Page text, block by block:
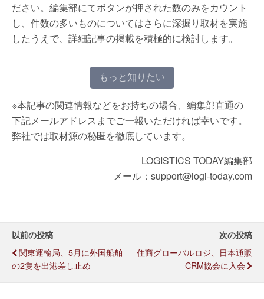
ださい。編集部にてボタンが押された数のみをカウント
し、件数の多いものについてはさらに深掘り取材を実施
したうえで、詳細記事の掲載を積極的に検討します。
もっと知りたい
※本記事の関連情報などをお持ちの場合、編集部直通の
下記メールアドレスまでご一報いただければ幸いです。
弊社では取材源の秘匿を徹底しています。
LOGISTICS TODAY編集部
メール：support@logi-today.com
以前の投稿
関東運輸局、5月に外国船舶
の2隻を出港差し止め
次の投稿
住商グローバルロジ、日本通販
CRM協会に入会